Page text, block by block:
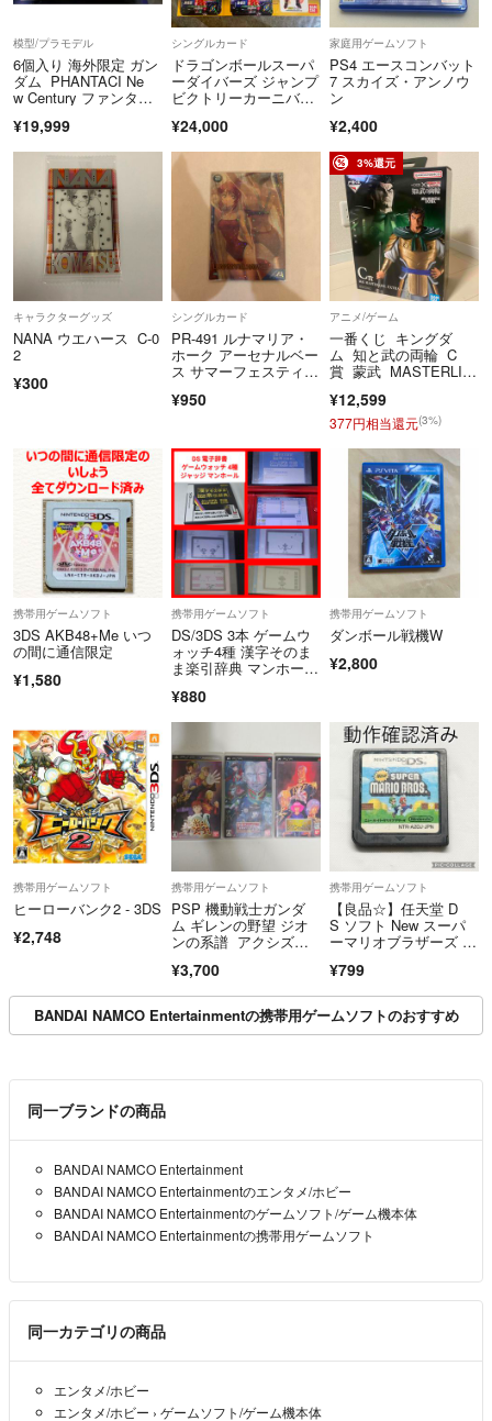
模型/プラモデル
6個入り 海外限定 ガン
ダム PHANTACI Ne
w Century ファンタシ
¥19,999
シングルカード
ドラゴンボールスーパ
ーダイバーズ ジャンプ
ビクトリーカーニバ
空 プロモカード2セッ
ト 新品未開封品
¥24,000
家庭用ゲームソフト
PS4 エースコンバット
7 スカイズ・アンノウ
ン
¥2,400
キャラクターグッズ
NANA ウエハース C-0
2
¥300
シングルカード
PR-491 ルナマリア・
ホーク アーセナルベー
ス サマーフェスティバ
¥950
3%還元
アニメ/ゲーム
一番くじ キングダ
ム 知と武の両輪 C
賞 蒙武 MASTERLIS
¥12,599
377円相当還元(3%)
携帯用ゲームソフト
3DS AKB48+Me いつ
の間に通信限定
¥1,580
携帯用ゲームソフト
DS/3DS 3本 ゲームウ
ォッチ4種 漢字そのま
ま楽引辞典 マンホー
マン,ボール プレー可
能 電子辞書
¥880
携帯用ゲームソフト
ダンボール戦機W
¥2,800
携帯用ゲームソフト
ヒーローバンク2 - 3DS
¥2,748
携帯用ゲームソフト
PSP 機動戦士ガンダ
ム ギレンの野望 ジオ
ンの系譜 アクシズの
望 3枚
¥3,700
携帯用ゲームソフト
【良品☆】任天堂 D
S ソフト New スーパ
ーマリオブラザーズ 動
ー
¥799
BANDAI NAMCO Entertainmentの携帯用ゲームソフトのおすすめ
同一ブランドの商品
BANDAI NAMCO Entertainment
BANDAI NAMCO Entertainmentのエンタメ/ホビー
BANDAI NAMCO Entertainmentのゲームソフト/ゲーム機本体
BANDAI NAMCO Entertainmentの携帯用ゲームソフト
同一カテゴリの商品
エンタメ/ホビー
エンタメ/ホビー › ゲームソフト/ゲーム機本体